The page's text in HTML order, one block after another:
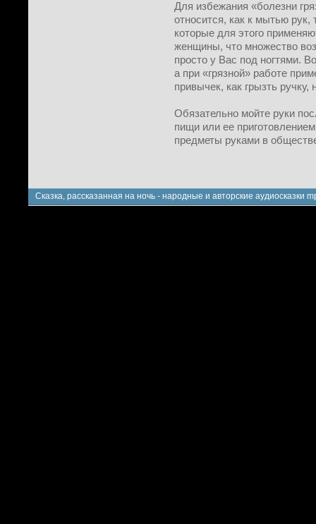
Для избежания «болезни
относится, как к мытью рук,
которые для этого
женщины, что множество
просто у Вас под ногтями.
а при «грязной» работе
привычек, как грызть
Обязательно мойте руки
пищи или ее
предметы руками в
Сказка, рассказанная на ночь - народные и авторские аудиосказки